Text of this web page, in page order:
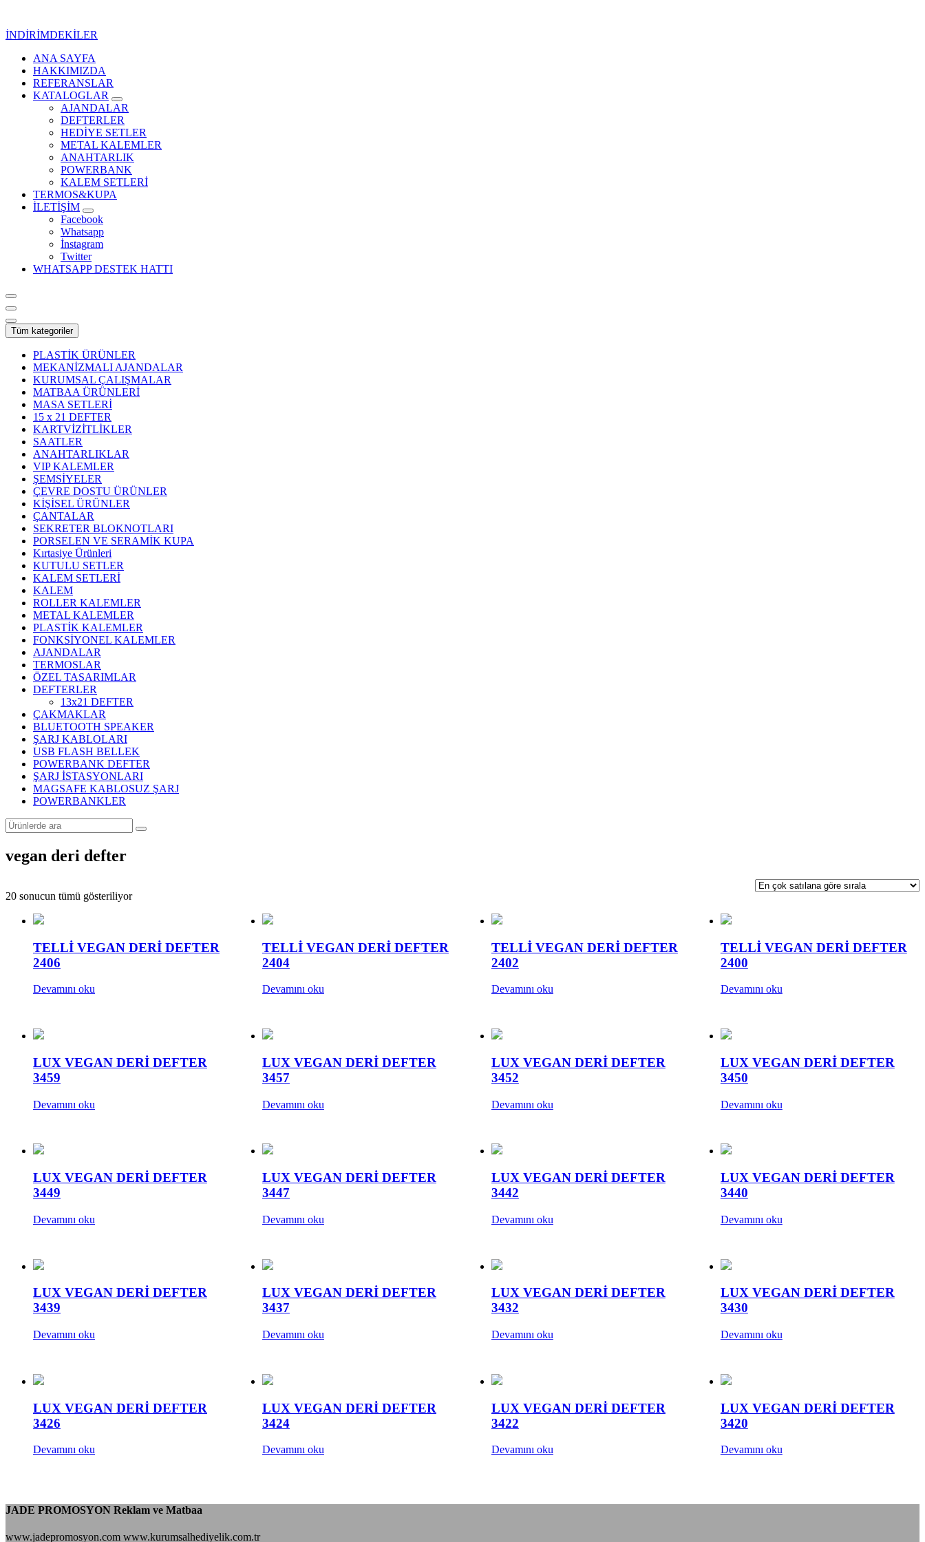
İNDİRİMDEKİLER
Kurumsal Promosyon-Hediyelik
ANA SAYFA
HAKKIMIZDA
REFERANSLAR
KATALOGLAR
AJANDALAR
DEFTERLER
HEDİYE SETLER
METAL KALEMLER
ANAHTARLIK
POWERBANK
KALEM SETLERİ
TERMOS&KUPA
İLETİŞİM
Facebook
Whatsapp
İnstagram
Twitter
WHATSAPP DESTEK HATTI
Tüm kategoriler
PLASTİK ÜRÜNLER
MEKANİZMALI AJANDALAR
KURUMSAL ÇALIŞMALAR
MATBAA ÜRÜNLERİ
MASA SETLERİ
15 x 21 DEFTER
KARTVİZİTLİKLER
SAATLER
ANAHTARLIKLAR
VIP KALEMLER
ŞEMSİYELER
ÇEVRE DOSTU ÜRÜNLER
KİŞİSEL ÜRÜNLER
ÇANTALAR
SEKRETER BLOKNOTLARI
PORSELEN VE SERAMİK KUPA
Kırtasiye Ürünleri
KUTULU SETLER
KALEM SETLERİ
KALEM
ROLLER KALEMLER
METAL KALEMLER
PLASTİK KALEMLER
FONKSİYONEL KALEMLER
AJANDALAR
TERMOSLAR
ÖZEL TASARIMLAR
DEFTERLER
13x21 DEFTER
ÇAKMAKLAR
BLUETOOTH SPEAKER
ŞARJ KABLOLARI
USB FLASH BELLEK
POWERBANK DEFTER
ŞARJ İSTASYONLARI
MAGSAFE KABLOSUZ ŞARJ
POWERBANKLER
vegan deri defter
20 sonucun tümü gösteriliyorPopülerliğe
TELLİ VEGAN DERİ DEFTER
2406
Devamını oku
TELLİ VEGAN DERİ DEFTER
2404
Devamını oku
TELLİ VEGAN DERİ DEFTER
2402
Devamını oku
TELLİ VEGAN DERİ DEFTER
2400
Devamını oku
LUX VEGAN DERİ DEFTER
3459
Devamını oku
LUX VEGAN DERİ DEFTER
3457
Devamını oku
LUX VEGAN DERİ DEFTER
3452
Devamını oku
LUX VEGAN DERİ DEFTER
3450
Devamını oku
LUX VEGAN DERİ DEFTER
3449
Devamını oku
LUX VEGAN DERİ DEFTER
3447
Devamını oku
LUX VEGAN DERİ DEFTER
3442
Devamını oku
LUX VEGAN DERİ DEFTER
3440
Devamını oku
LUX VEGAN DERİ DEFTER
3439
Devamını oku
LUX VEGAN DERİ DEFTER
3437
Devamını oku
LUX VEGAN DERİ DEFTER
3432
Devamını oku
LUX VEGAN DERİ DEFTER
3430
Devamını oku
LUX VEGAN DERİ DEFTER
3426
Devamını oku
LUX VEGAN DERİ DEFTER
3424
Devamını oku
LUX VEGAN DERİ DEFTER
3422
Devamını oku
LUX VEGAN DERİ DEFTER
3420
Devamını oku
JADE PROMOSYON Reklam ve Matbaa
www.jadepromosyon.com www.kurumsalhediyelik.com.tr